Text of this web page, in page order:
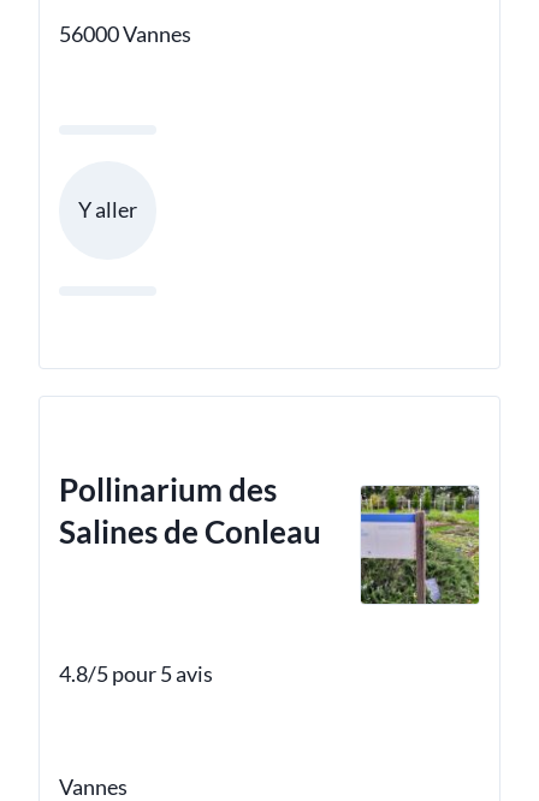
56000 Vannes
Y aller
Pollinarium des
Salines de Conleau
4.8/5 pour 5 avis
Vannes